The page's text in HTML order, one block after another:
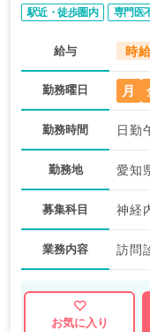
駅近・徒歩圏内 専門医
給与 時
勤務曜日 月
勤務時間 日勤
勤務地 愛知
募集科目
業務内容 訪問
お気に入り